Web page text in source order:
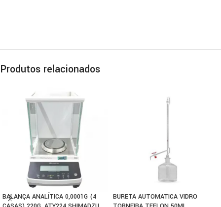
Produtos relacionados
BALANÇA ANALÍTICA 0,0001G (4
BURETA AUTOMATICA VIDRO